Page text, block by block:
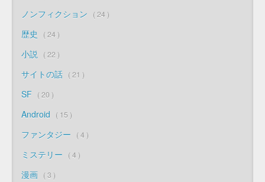
ノンフィクション 24
歴史 24
小説 22
サイトの話 21
SF 20
Android 15
ファンタジー 4
ミステリー 4
漫画 3